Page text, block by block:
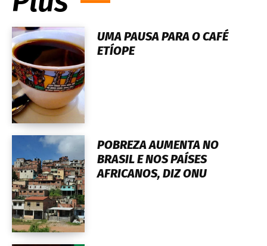
UMA PAUSA PARA O CAFÉ
ETÍOPE
POBREZA AUMENTA NO
BRASIL E NOS PAÍSES
AFRICANOS, DIZ ONU